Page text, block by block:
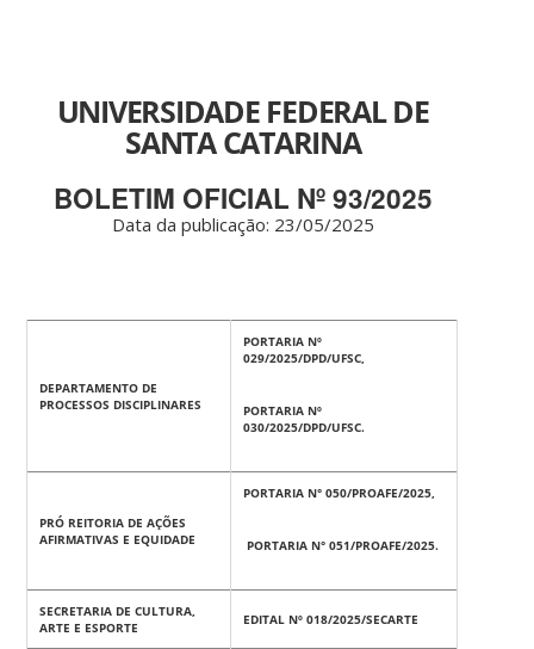
UNIVERSIDADE FEDERAL DE
SANTA CATARINA
BOLETIM OFICIAL Nº 93/2025
Data da publicação: 23/05/2025
DEPARTAMENTO DE
PROCESSOS DISCIPLINARES
PORTARIA Nº
029/2025/DPD/UFSC,
PORTARIA Nº
030/2025/DPD/UFSC.
PRÓ REITORIA DE AÇÕES
AFIRMATIVAS E EQUIDADE
PORTARIA N° 050/PROAFE/2025,
PORTARIA N° 051/PROAFE/2025.
SECRETARIA DE CULTURA,
ARTE E ESPORTE
EDITAL Nº 018/2025/SECARTE